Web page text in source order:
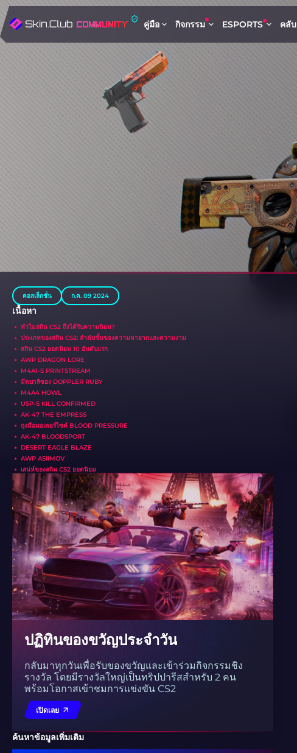
คู่มือ กิจกรรม ESPORTS คลับ
คอลเล็กชั่น ก.ค. 09 2024
เนื้อหา
ทำไมสกิน CS2 ถึงได้รับความนิยม?
ประเภทของสกิน CS2: ลำดับชั้นของความหายากและความงาม
สกิน CS2 ยอดนิยม 10 อันดับแรก
AWP DRAGON LORE
M4A1-S PRINTSTREAM
มีดบาลิซอง DOPPLER RUBY
M4A4 HOWL
USP-S KILL CONFIRMED
AK-47 THE EMPRESS
ถุงมือมอเตอร์ไซค์ BLOOD PRESSURE
AK-47 BLOODSPORT
DESERT EAGLE BLAZE
AWP ASIIMOV
เสน่ห์ของสกิน CS2 ยอดนิยม
ปฏิทินของขวัญประจำวัน
กลับมาทุกวันเพื่อรับของขวัญและเข้าร่วมกิจกรรมชิง
รางวัล โดยมีรางวัลใหญ่เป็นทริปปารีสสำหรับ 2 คน
พร้อมโอกาสเข้าชมการแข่งขัน CS2
เปิดเลย
ค้นหาข้อมูลเพิ่มเติม